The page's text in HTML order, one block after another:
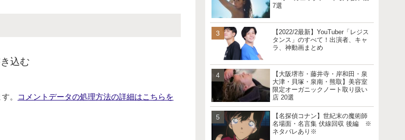
込む
。
コメントデータの処理方法の詳細はこちらを
7選
【2022/2最新】YouTuber「レジス
タンス」のすべて！出演者、キャ
ラ、神動画まとめ
【大阪堺市・藤井寺・岸和田・泉
大津・貝塚・泉南・熊取】美容室
限定オーガニックノート取り扱い
店 20選
【名探偵コナン】世紀末の魔術師
名場面・名言集 伏線回収 後編 ※
ネタバレあり※